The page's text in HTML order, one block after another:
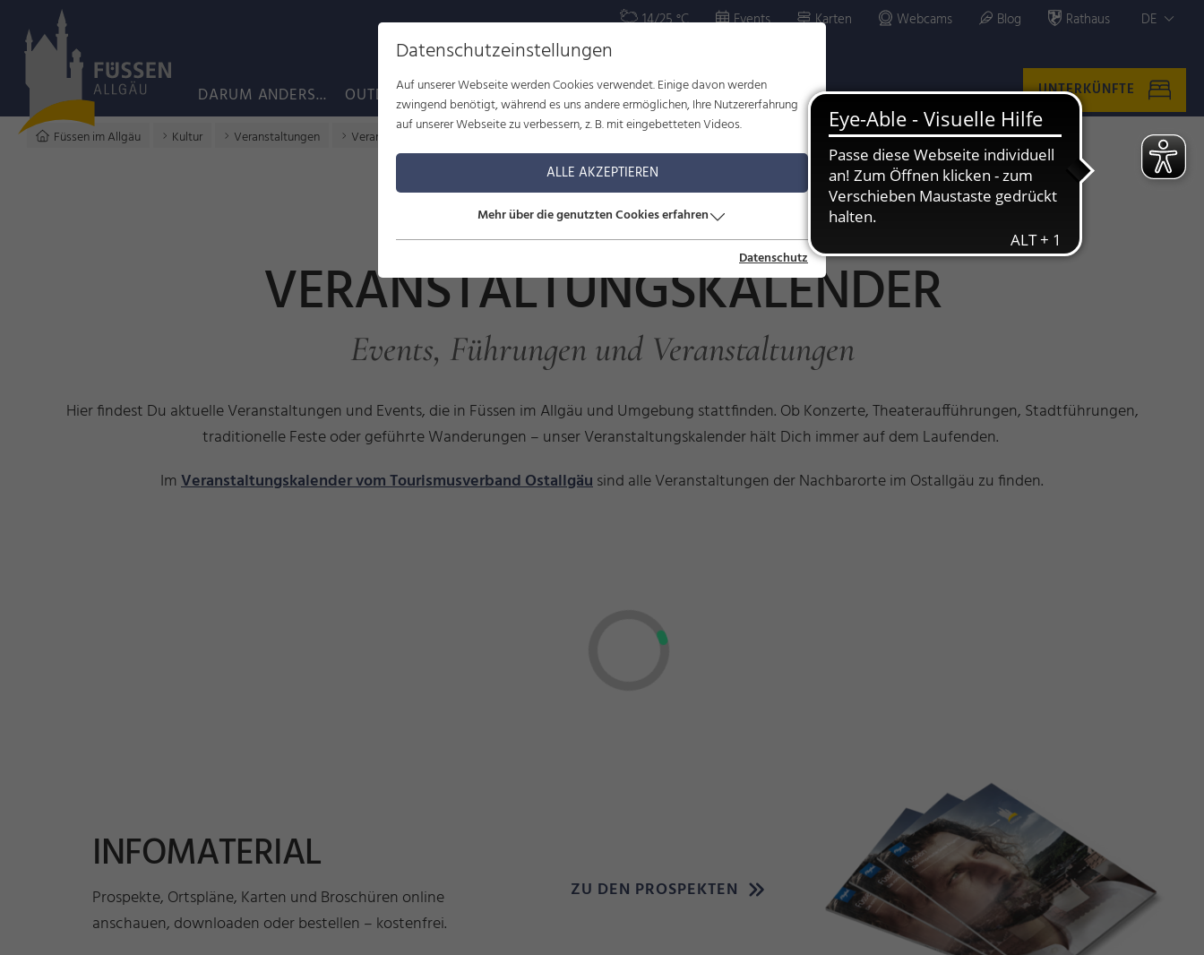
14/25 °C Events Karten Webcams Blog Rathaus DE
DARUM ANDERS... OUTDOOR KULTUR WOHLBEFINDEN FAMILIE SERVICE UNTERKÜNFTE
Füssen im Allgäu Kultur Veranstaltungen Veranstaltungskalender
VERANSTALTUNGSKALENDER
Events, Führungen und Veranstaltungen
Hier findest Du aktuelle Veranstaltungen und Events, die in Füssen im Allgäu und Umgebung stattfinden. Ob Konzerte, Theateraufführungen, Stadtführungen,
traditionelle Feste oder geführte Wanderungen – unser Veranstaltungskalender hält Dich immer auf dem Laufenden.
Im Veranstaltungskalender vom Tourismusverband Ostallgäusind alle Veranstaltungen der Nachbarorte im Ostallgäu zu finden.
INFOMATERIAL
Prospekte, Ortspläne, Karten und Broschüren online
anschauen, downloaden oder bestellen – kostenfrei.
ZU DEN PROSPEKTEN
Datenschutzeinstellungen
Auf unserer Webseite werden Cookies verwendet. Einige davon werden
zwingend benötigt, während es uns andere ermöglichen, Ihre Nutzererfahrung
auf unserer Webseite zu verbessern, z. B. mit eingebetteten Videos.
ALLE AKZEPTIEREN
Mehr über die genutzten Cookies erfahren
Datenschutz